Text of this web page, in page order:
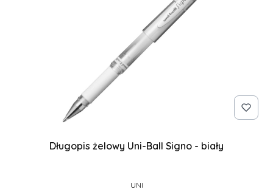
Długopis żelowy Uni-Ball Signo - biały
PRODUCENT
UNI